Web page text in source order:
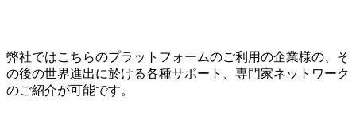
弊社ではこちらのプラットフォームのご利用の企業様の、そ
の後の世界進出に於ける各種サポート、専門家ネットワーク
のご紹介が可能です。